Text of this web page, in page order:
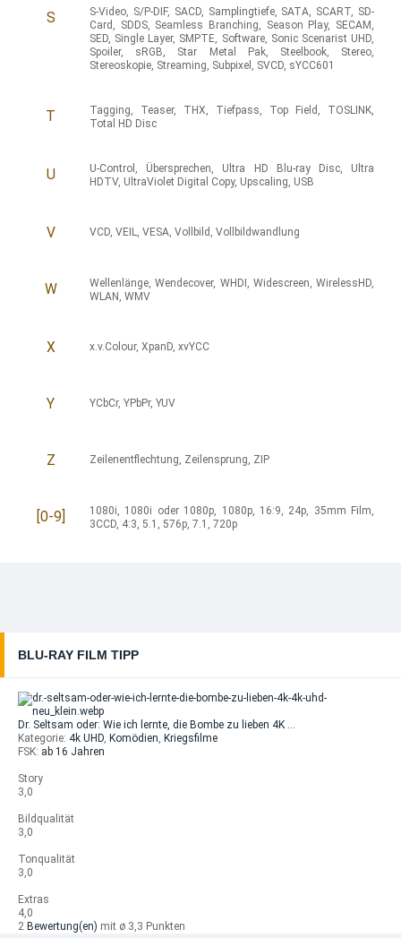
S S-Video, S/P-DIF, SACD, Samplingtiefe, SATA, SCART, SD-
Card , SDDS, Seamless Branching, Season Play, SECAM ,
SED, Single Layer, SMPTE, Software, Sonic Scenarist UHD,
Spoiler, sRGB, Star Metal Pak, Steelbook, Stereo,
Stereoskopie, Streaming, Subpixel , SVCD, sYCC601
T Tagging, Teaser, THX, Tiefpass, Top Field , TOSLINK,
Total HD Disc
U U-Control , Übersprechen, Ultra HD Blu-ray Disc, Ultra
HDTV, UltraViolet Digital Copy, Upscaling, USB
V VCD, VEIL, VESA, Vollbild , Vollbildwandlung
W Wellenlänge,Wendecover, WHDI , Widescreen, WirelessHD,
WLAN , WMV
X x.v.Colour, XpanD, xvYCC
Y YCbCr, YPbPr, YUV
Z Zeilenentflechtung, Zeilensprung, ZIP
[0-9] 1080i, 1080i oder 1080p, 1080p, 16:9, 24p, 35mm Film,
3CCD, 4:3, 5.1 , 576p, 7.1 , 720p
BLU-RAY FILM TIPP
Dr. Seltsam oder: Wie ich lernte, die Bombe zu lieben 4K …
Kategorie: 4k UHD, Komödien, Kriegsfilme
FSK: ab 16 Jahren
Story
3,0
Bildqualität
3,0
Tonqualität
3,0
Extras
4,0
2 Bewertung(en) mit ø 3,3 Punkten